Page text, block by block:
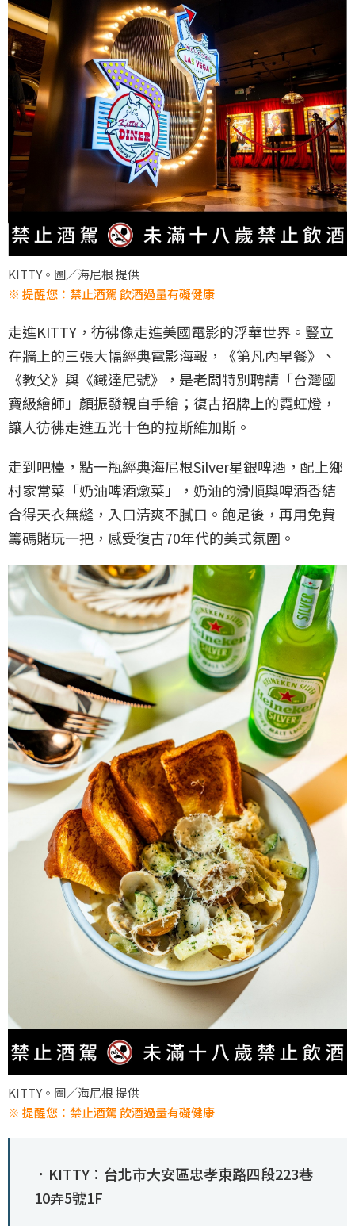
KITTY。圖／海尼根 提供
※ 提醒您：禁止酒駕 飲酒過量有礙健康
走進KITTY，彷彿像走進美國電影的浮華世界。豎立
在牆上的三張大幅經典電影海報，《第凡內早餐》、
《教父》與《鐵達尼號》，是老闆特別聘請「台灣國
寶級繪師」顏振發親自手繪；復古招牌上的霓虹燈，
讓人彷彿走進五光十色的拉斯維加斯。
走到吧檯，點一瓶經典海尼根Silver星銀啤酒，配上鄉
村家常菜「奶油啤酒燉菜」，奶油的滑順與啤酒香結
合得天衣無縫，入口清爽不膩口。飽足後，再用免費
籌碼賭玩一把，感受復古70年代的美式氛圍。
KITTY。圖／海尼根 提供
※ 提醒您：禁止酒駕 飲酒過量有礙健康
．KITTY：台北市大安區忠孝東路四段223巷
10弄5號1F